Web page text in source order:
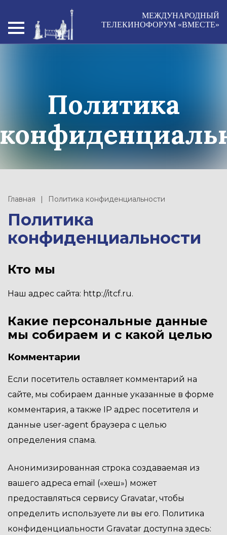
МЕЖДУНАРОДНЫЙ
ТЕЛЕКИНОФОРУМ «ВМЕСТЕ»
Политика
Главная Политика конфиденциальности
Политика
конфиденциальности
Кто мы
Наш адрес сайта: http://itcf.ru.
Какие персональные данные
мы собираем и с какой целью
Комментарии
Если посетитель оставляет комментарий на
сайте, мы собираем данные указанные в форме
комментария, а также IP адрес посетителя и
данные user-agent браузера с целью
определения спама.
Анонимизированная строка создаваемая из
вашего адреса email («хеш») может
предоставляться сервису Gravatar, чтобы
определить используете ли вы его. Политика
конфиденциальности Gravatar доступна здесь: